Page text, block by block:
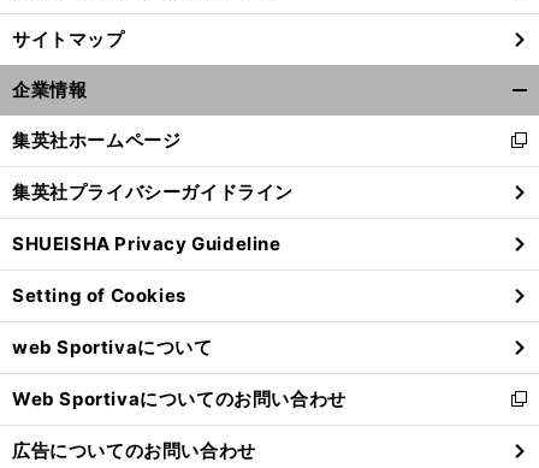
サイトマップ
企業情報
閉
る
集英社ホームページ
新
し
い
ウ
ィ
ン
ド
ウ
で
開
く
集英社プライバシーガイドライン
SHUEISHA Privacy Guideline
Setting of Cookies
web Sportivaについて
Web Sportivaについてのお問い合わせ
新
し
い
広告についてのお問い合わせ